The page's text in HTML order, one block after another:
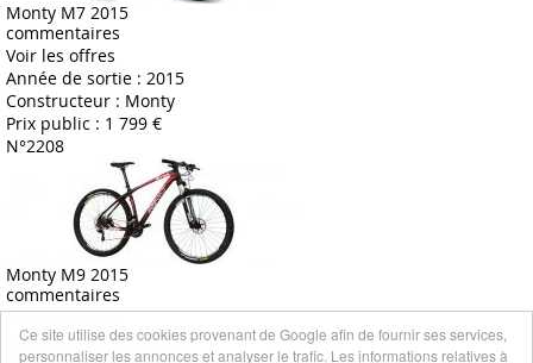
Monty M7 2015
commentaires
Voir les offres
Année de sortie : 2015
Constructeur : Monty
Prix public : 1 799 €
N°2208
Monty M9 2015
commentaires
Voir les offres
Année de sortie :2015
Ce site utilise des cookies provenant de Google afin de fournir ses services,
personnaliser les annonces et analyser le trafic. Les informations relatives à